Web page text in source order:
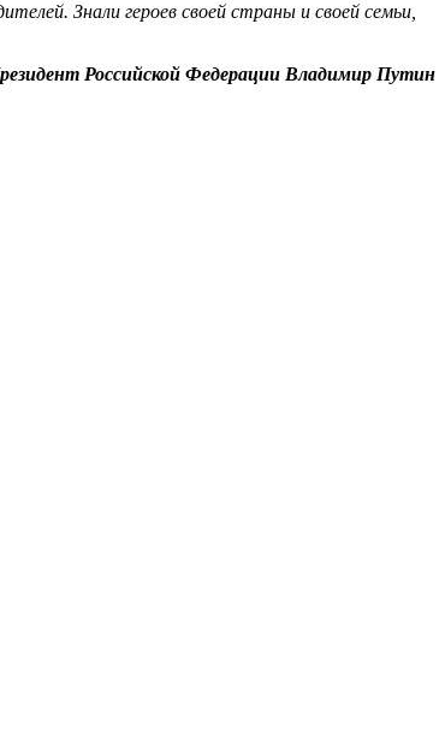
Знали героев своей страны и своей семьи,
Российской Федерации Владимир Путин